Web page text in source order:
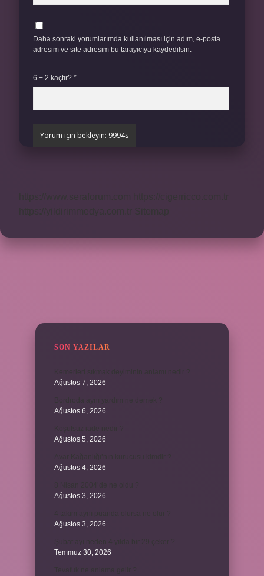
Daha sonraki yorumlarımda kullanılması için adım, e-posta
adresim ve site adresim bu tarayıcıya kaydedilsin.
6 + 2 kaçtır? *
SON YAZILAR
Ağustos 7, 2026
Ağustos 6, 2026
Ağustos 5, 2026
Ağustos 4, 2026
Ağustos 3, 2026
Ağustos 3, 2026
Temmuz 30, 2026